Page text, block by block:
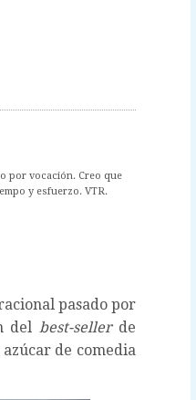
por vocación. Creo que
y esfuerzo. VTR.
pasado por
del best-sellerde
de comedia